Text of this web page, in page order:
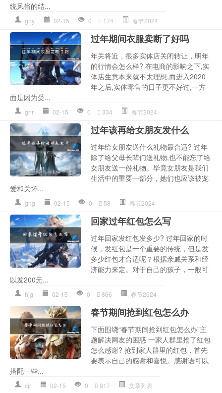
统风俗的结...
gny 02-15 0 174 春节2024
过年期间衣服卖断了好吗
年关将近，很多实体店关闭转让，明年
的行情会怎么样? 在电商的影响之下,实
体店生意本来就不太理想,而进入2020
年之后,实体零售的日子更不好过,一方
面是因为受...
gnr 02-15 0 334 春节2024
过年该再给女朋友发什么
过年给女朋友送什么礼物最合适? 过年
除了给父母长辈们送礼物,也不能忘了给
女朋友送一份礼物。毕竟女朋友是我们
生活中的重要一部分，她们也应该被宠
爱和关怀...
gng 02-15 0 58 春节2024
回家过年红包怎么写
过年回家发红包发多少? 过年回家的时
候，发红包是一个重要的传统，但是发
多少红包才合适呢？根据亲戚关系和经
济能力来定。对于自己的孩子，一般可
以发200元...
hjg 02-15 0 866 春节2024
春节期间抢到红包怎么办
下面围绕“春节期间抢到红包怎么办”主
题解决网友的困惑 一家人群里抢了红包
怎么感谢? 抢到家人群里的红包，首先
要表示自己的感谢和喜悦。感谢语可以
搭配一些...
cjr 02-15 0 917 文章列表